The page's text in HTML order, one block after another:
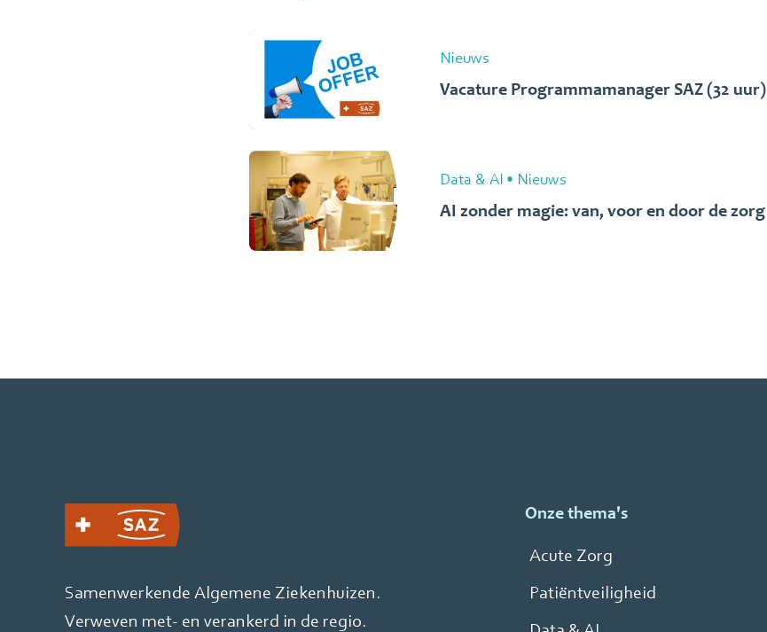
Nieuws
Vacature Programmamanager SAZ (32 uur)
Data & AI • Nieuws
AI zonder magie: van, voor en door de zorg
Samenwerkende Algemene Ziekenhuizen.
Verweven met- en verankerd in de regio.
Onze thema's
Acute Zorg
Patiëntveiligheid